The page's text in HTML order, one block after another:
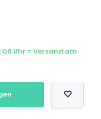
Uhr = Versand am